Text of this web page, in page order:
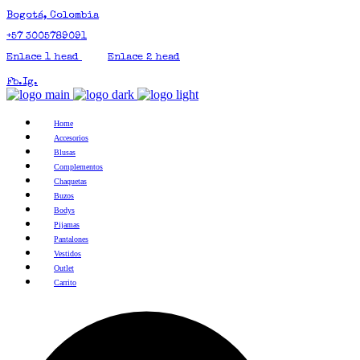
Bogotá, Colombia
+57 3005789091
Enlace 1 head
Enlace 2 head
Fb.Ig.
Home
Accesorios
Blusas
Complementos
Chaquetas
Buzos
Bodys
Pijamas
Pantalones
Vestidos
Outlet
Carrito